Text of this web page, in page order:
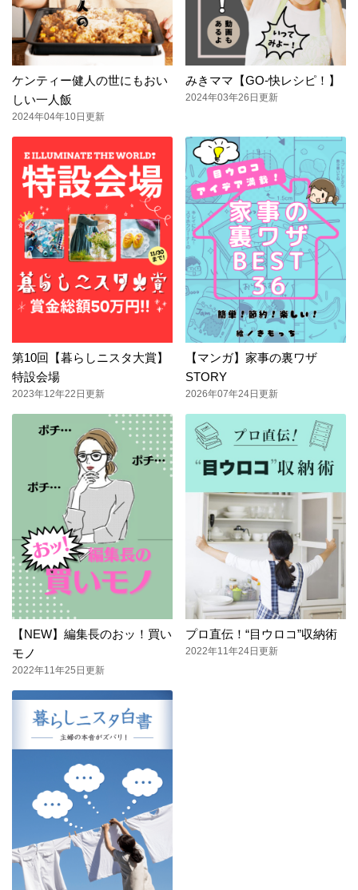
ケンティー健人の世にもおい
しい一人飯
2024年04年10日更新
みきママ【GO-快レシピ！】
2024年03年26日更新
第10回【暮らしニスタ大賞】
特設会場
2023年12年22日更新
【マンガ】家事の裏ワザ
STORY
2026年07年24日更新
【NEW】編集長のおッ！買い
モノ
2022年11年25日更新
プロ直伝！“目ウロコ”収納術
2022年11年24日更新